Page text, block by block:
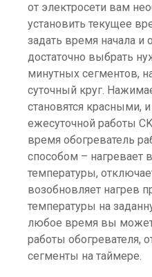
от электросети вам
установить текущее
задать время начала и
достаточно выбрать
минутных сегментов,
суточный круг.
становятся красными,
ежесуточной работы
время обогреватель
способом – нагревает
температуры,
возобновляет нагрев
температуры на
любое время вы
работы обогревателя,
сегменты на таймере.